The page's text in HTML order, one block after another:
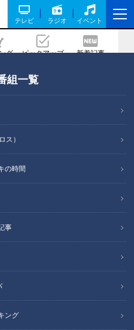
テレビ ラジオ イベント
グ ピックアップ 新着記事
組一覧
ス）
の時間
事
ング
ず楽しめるコスパ
に戻る